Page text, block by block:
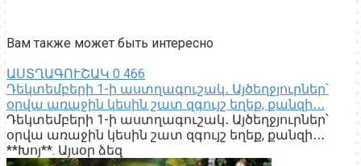
Вам также может быть интересно
ԱՍՏՂԱԳՈՒՇԱԿ 0 466
Դեկտեմբերի 1-ի աստղագուշակ․ Այծեղջյուրներ՝
օրվա առաջին կեսին շատ զգույշ եղեք, քանզի․․․
Դեկտեմբերի 1-ի աստղագուշակ․ Այծեղջյուրներ՝
օրվա առաջին կեսին շատ զգույշ եղեք, քանզի․․․
**Խոյ**. Այսօր ձեզ